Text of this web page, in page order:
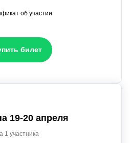
об участии
билет
19-20 апреля
1 участника